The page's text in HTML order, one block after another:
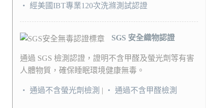
‧ 經美國IBT專業120次洗滌測試認證
SGS 安全織物認證
通過 SGS 檢測認證，證明不含甲醛及螢光劑等有害
人體物質，確保睡眠環境健康無毒。
‧ 通過不含螢光劑檢測 | ‧ 通過不含甲醛檢測